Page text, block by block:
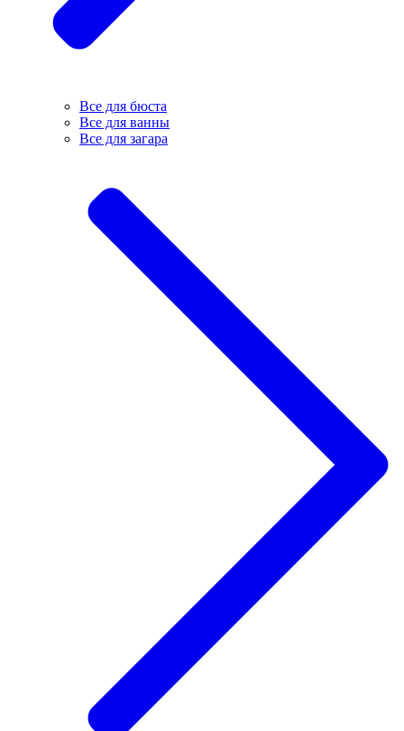
Все для бюста
Все для ванны
Все для загара